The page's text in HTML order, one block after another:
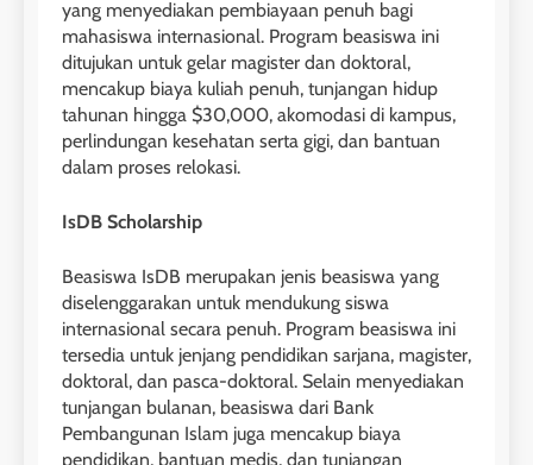
yang menyediakan pembiayaan penuh bagi
mahasiswa internasional. Program beasiswa ini
ditujukan untuk gelar magister dan doktoral,
mencakup biaya kuliah penuh, tunjangan hidup
tahunan hingga $30,000, akomodasi di kampus,
perlindungan kesehatan serta gigi, dan bantuan
dalam proses relokasi.
IsDB Scholarship
Beasiswa IsDB merupakan jenis beasiswa yang
diselenggarakan untuk mendukung siswa
internasional secara penuh. Program beasiswa ini
tersedia untuk jenjang pendidikan sarjana, magister,
doktoral, dan pasca-doktoral. Selain menyediakan
tunjangan bulanan, beasiswa dari Bank
Pembangunan Islam juga mencakup biaya
pendidikan, bantuan medis, dan tunjangan